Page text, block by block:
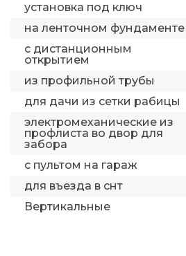
установка под ключ
на ленточном фундаменте
с дистанционным
открытием
из профильной трубы
для дачи из сетки рабицы
электромеханические из
профлиста во двор для
забора
с пультом на гараж
для въезда в снт
Вертикальные